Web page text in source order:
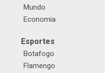
Mundo
Economia
Esportes
Botafogo
Flamengo